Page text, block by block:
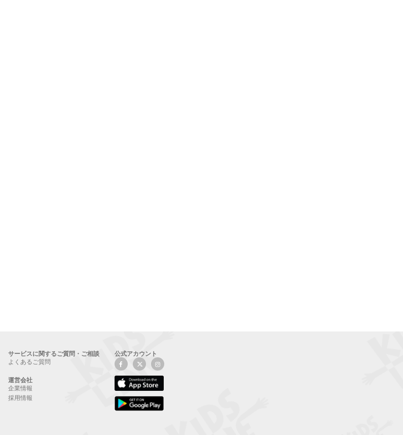
サービスに関するご質問・ご相談
よくあるご質問
運営会社
企業情報
採用情報
公式アカウント